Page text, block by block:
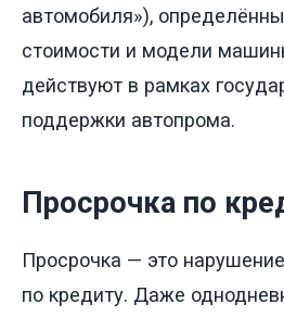
автомобиля»),
стоимости и модели
действуют в рамках
поддержки автопрома.
Просрочка по
Просрочка — это
по кредиту. Даже